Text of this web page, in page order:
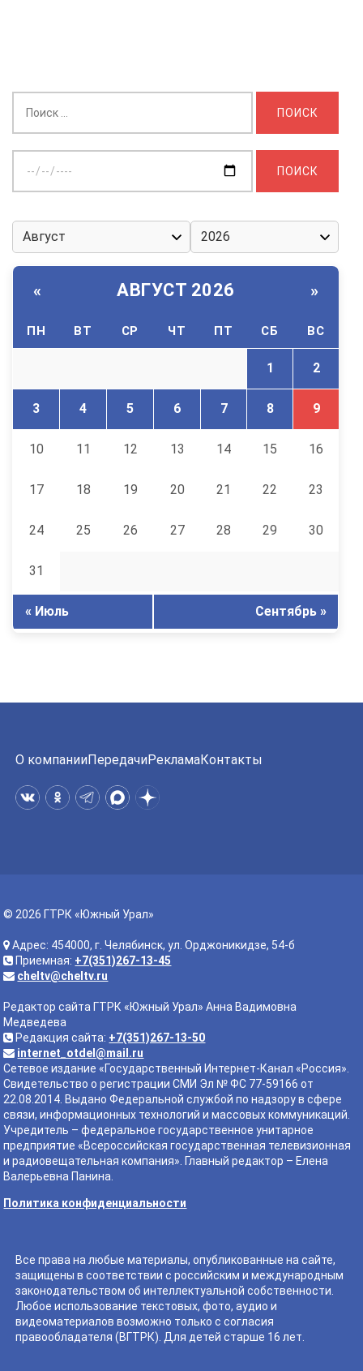
дату:
« АВГУСТ 2026 »
ПН ВТ СР ЧТ ПТ СБ ВС
1 2
3 4 5 6 7 8 9
10 11 12 13 14 15 16
17 18 19 20 21 22 23
24 25 26 27 28 29 30
31
« Июль Сентябрь »
О компанииПередачиРекламаКонтакты
© 2026 ГТРК «Южный Урал»
Адрес: 454000, г. Челябинск, ул. Орджоникидзе, 54-б
Приемная: +7(351)267-13-45
cheltv@cheltv.ru
Редактор сайта ГТРК «Южный Урал» Анна Вадимовна
Медведева
Редакция сайта: +7(351)267-13-50
internet_otdel@mail.ru
Сетевое издание «Государственный Интернет-Канал «Россия».
Свидетельство о регистрации СМИ Эл № ФС 77-59166 от
22.08.2014. Выдано Федеральной службой по надзору в сфере
связи, информационных технологий и массовых коммуникаций.
Учредитель – федеральное государственное унитарное
предприятие «Всероссийская государственная телевизионная
и радиовещательная компания». Главный редактор – Елена
Валерьевна Панина.
Политика конфиденциальности
Все права на любые материалы, опубликованные на сайте,
защищены в соответствии с российским и международным
законодательством об интеллектуальной собственности.
Любое использование текстовых, фото, аудио и
видеоматериалов возможно только с согласия
правообладателя (ВГТРК). Для детей старше 16 лет.